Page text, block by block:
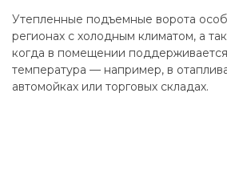
Утепленные подъемные ворота
регионах с холодным климатом, а
когда в помещении
температура — например, в
автомойках или торговых складах.